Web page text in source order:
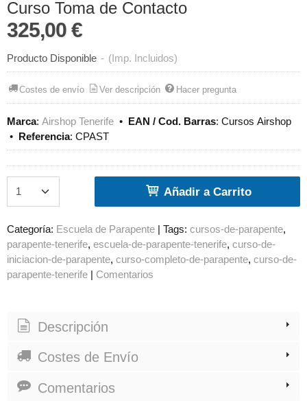
Curso Toma de Contacto
325,00 €
Producto Disponible - (Imp. Incluidos)
Costes de envío Ver descripción Hacer pregunta
Marca: Airshop Tenerife • EAN / Cod. Barras: Cursos Airshop
• Referencia: CPAST
Añadir a Carrito
Categoría: Escuela de Parapente | Tags: cursos-de-parapente
parapente-tenerife escuela-de-parapente-tenerife curso-de-
iniciacion-de-parapente curso-completo-de-parapente curso-de-
parapente-tenerife | Comentarios
Descripción
Costes de Envío
Comentarios